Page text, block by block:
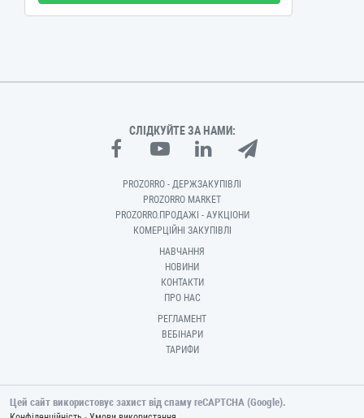
СЛІДКУЙТЕ ЗА НАМИ:
PROZORRO - ДЕРЖЗАКУПІВЛІ
PROZORRO MARKET
PROZORRO.ПРОДАЖІ - АУКЦІОНИ
КОМЕРЦІЙНІ ЗАКУПІВЛІ
НАВЧАННЯ
НОВИНИ
КОНТАКТИ
ПРО НАС
РЕГЛАМЕНТ
ВЕБІНАРИ
ТАРИФИ
Цей сайт використовує захист від спаму reCAPTCHA (Google).